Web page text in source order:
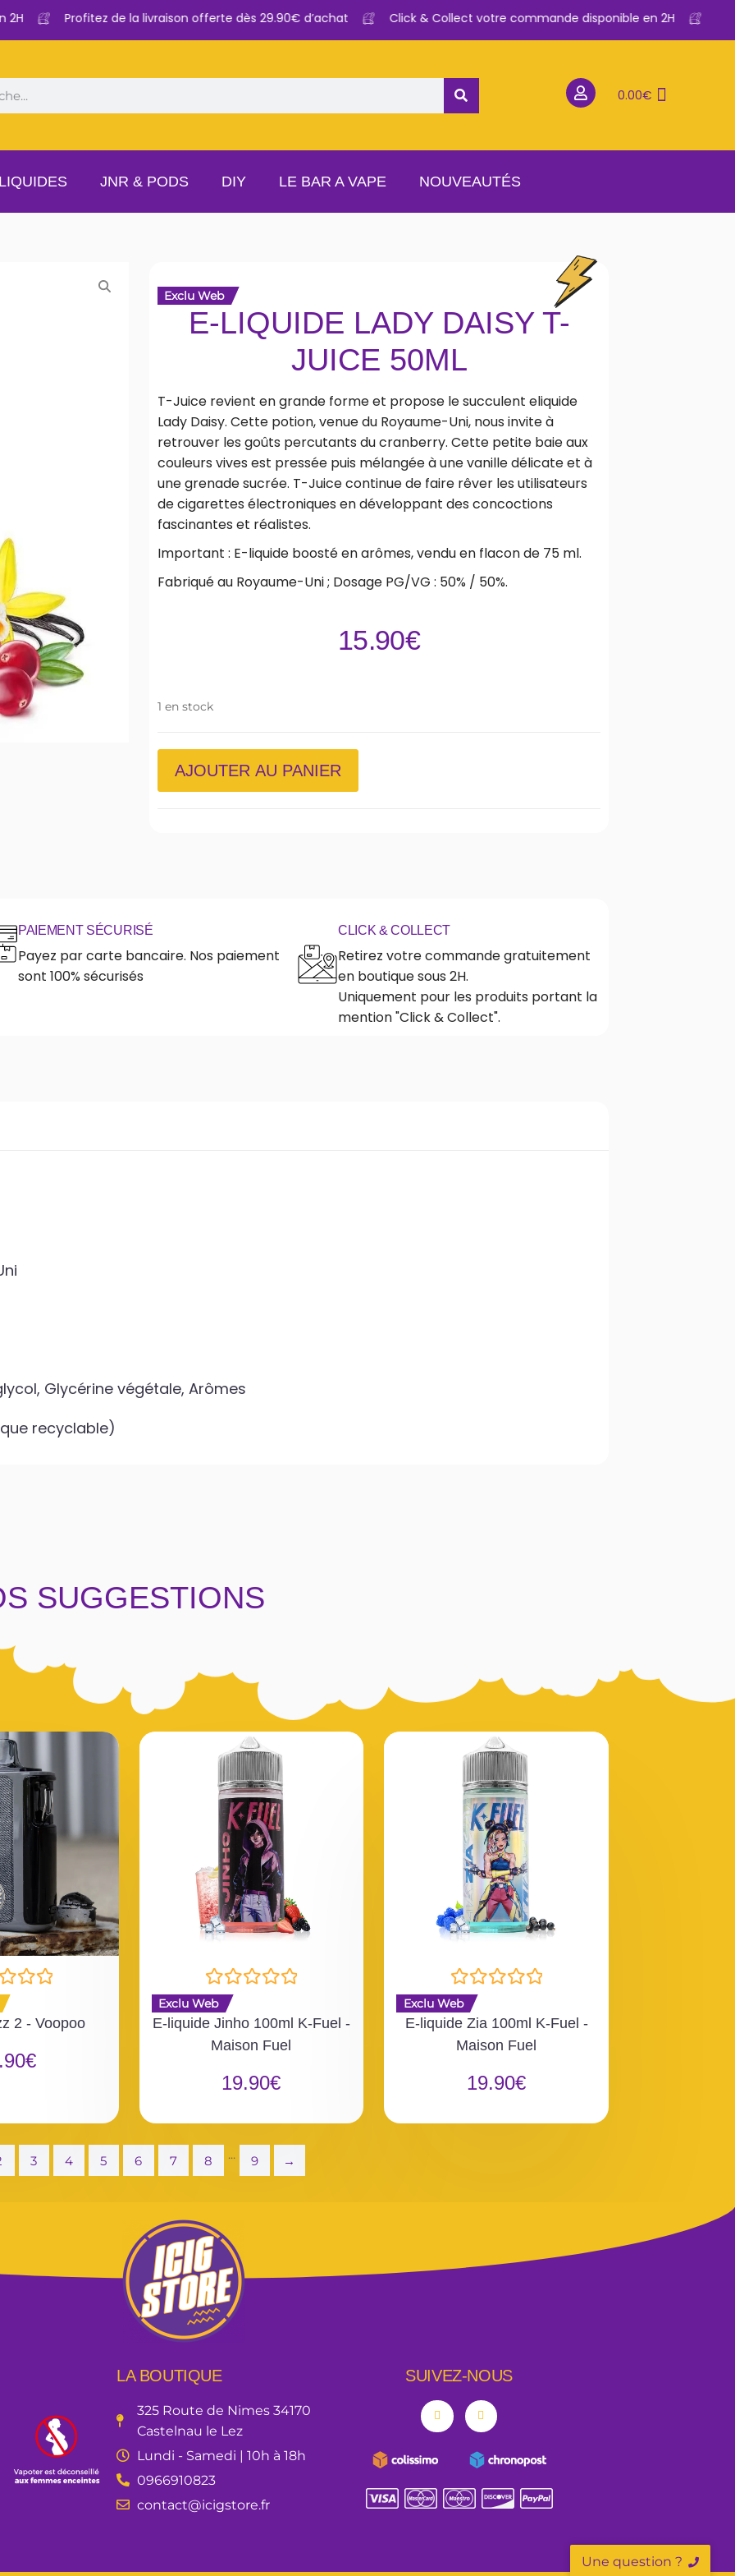
Profitez de la livraison offerte dès 29.90€ d’achat Click & Collect votre commande disponible en 2H
0.00€
JNR & PODS DIY LE BAR A VAPE NOUVEAUTÉS
Exclu Web
E-LIQUIDE LADY DAISY T-
JUICE 50ML
T-Juice revient en grande forme et propose le succulent eliquide
Lady Daisy. Cette potion, venue du Royaume-Uni, nous invite à
retrouver les goûts percutants du cranberry. Cette petite baie aux
couleurs vives est pressée puis mélangée à une vanille délicate et à
une grenade sucrée. T-Juice continue de faire rêver les utilisateurs
de cigarettes électroniques en développant des concoctions
fascinantes et réalistes.
Important : E-liquide boosté en arômes, vendu en flacon de 75 ml.
Fabriqué au Royaume-Uni ; Dosage PG/VG : 50% / 50%.
15.90€
1 en stock
AJOUTER AU PANIER
PAIEMENT SÉCURISÉ
Payez par carte bancaire. Nos paiement
sont 100% sécurisés
CLICK & COLLECT
Retirez votre commande gratuitement
en boutique sous 2H.
Uniquement pour les produits portant la
mention "Click & Collect".
Glycérine végétale, Arômes
recyclable)
SUGGESTIONS
2 - Voopoo
€
N
o
t
e
Exclu Web
E-liquide Jinho 100ml K-Fuel -
Maison Fuel
19.90€
N
o
t
e
Exclu Web
E-liquide Zia 100ml K-Fuel -
Maison Fuel
19.90€
3 4 5 6 7 8 ... 9 →
LA BOUTIQUE
325 Route de Nimes 34170
Castelnau le Lez
Lundi - Samedi | 10h à 18h
0966910823
contact@icigstore.fr
SUIVEZ-NOUS
Une question ?